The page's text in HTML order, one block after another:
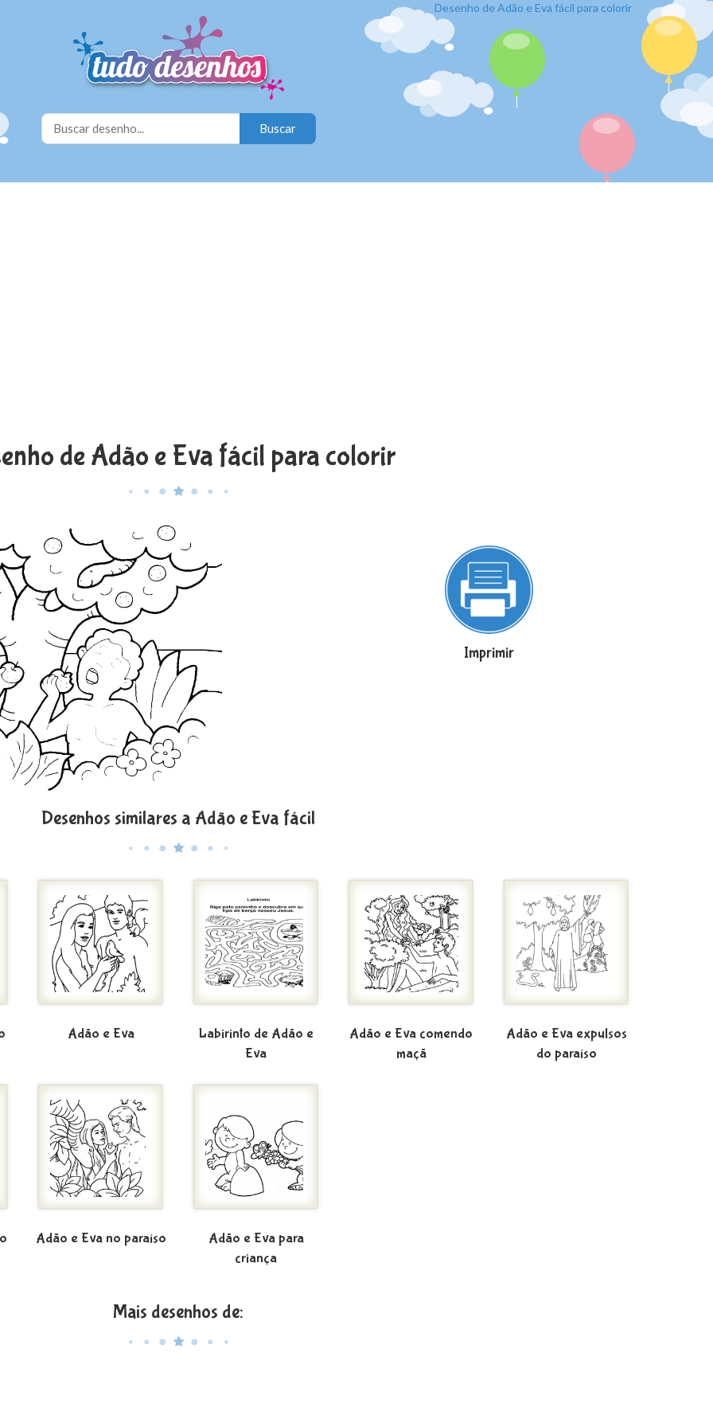
Desenho de Adão e Eva fácil para colorir
de Adão e Eva fácil para colorir
Imprimir
Desenhos similares a Adão e Eva fácil
Adão e Eva
Labirinto de Adão e
Eva
Adão e Eva comendo
maçã
Adão e Eva expulsos
do paraíso
Adão e Eva no paraíso
Adão e Eva para
criança
Mais desenhos de: